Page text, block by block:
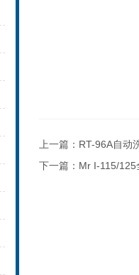
上一篇： RT-96A自动
下一篇： Mr I-115/125